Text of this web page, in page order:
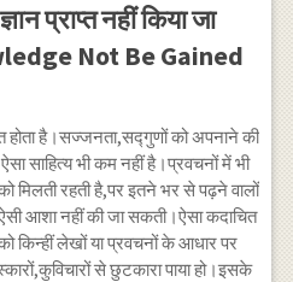
प्राप्त नहीं किया जा
Not Be Gained
होता है।सज्जनता,सद्गुणों को अपनाने की
साहित्य भी कम नहीं है।प्रवचनों में भी
मिलती रहती है,पर इतने भर से पढ़ने वालों
आशा नहीं की जा सकती।ऐसा कदाचित
किन्हीं लेखों या प्रवचनों के आधार पर
से छुटकारा पाया हो।इसके